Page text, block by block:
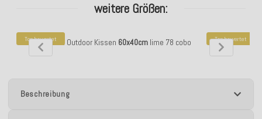
weitere Größen:
Top bewertet
H.O.C.K. Gian Outdoor Kissen 60x40cm lime 78 cobo Top bewertet
H.O.C.K. Gian
Beschreibung